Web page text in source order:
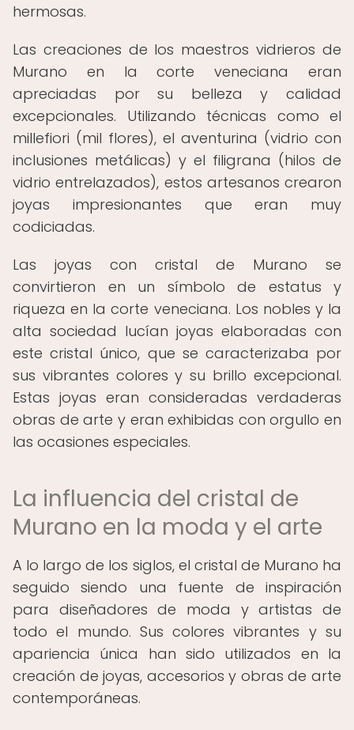
hermosas.
Las creaciones de los maestros vidrieros de
Murano en la corte veneciana eran
apreciadas por su belleza y calidad
excepcionales. Utilizando técnicas como el
millefiori (mil flores), el aventurina (vidrio con
inclusiones metálicas) y el filigrana (hilos de
vidrio entrelazados), estos artesanos crearon
joyas impresionantes que eran muy
codiciadas.
Las joyas con cristal de Murano se
convirtieron en un símbolo de estatus y
riqueza en la corte veneciana. Los nobles y la
alta sociedad lucían joyas elaboradas con
este cristal único, que se caracterizaba por
sus vibrantes colores y su brillo excepcional.
Estas joyas eran consideradas verdaderas
obras de arte y eran exhibidas con orgullo en
las ocasiones especiales.
La influencia del cristal de
Murano en la moda y el arte
A lo largo de los siglos, el cristal de Murano ha
seguido siendo una fuente de inspiración
para diseñadores de moda y artistas de
todo el mundo. Sus colores vibrantes y su
apariencia única han sido utilizados en la
creación de joyas, accesorios y obras de arte
contemporáneas.